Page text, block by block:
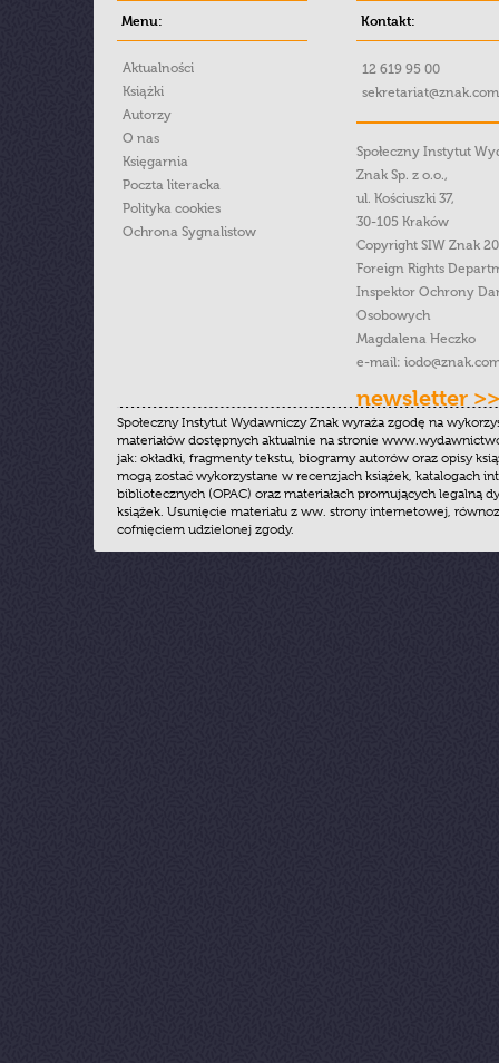
Menu:
Aktualności
Książki
Autorzy
O nas
Księgarnia
Poczta literacka
Polityka cookies
Ochrona Sygnalistow
Kontakt:
12 619 95 00
Społeczny Instytut
Znak Sp. z o.o.,
ul. Kościuszki 37,
30-105 Kraków
Copyright SIW Znak
Foreign Rights
Inspektor Ochrony
Osobowych
Magdalena Heczko
e-mail:
newsletter >>
Społeczny Instytut Wydawniczy Znak wyraża zgodę na
materiałów dostępnych aktualnie na stronie
jak: okładki, fragmenty tekstu, biogramy autorów oraz opisy
mogą zostać wykorzystane w recenzjach książek, katalogach
bibliotecznych (OPAC) oraz materiałach promujących legalną
książek. Usunięcie materiału z ww. strony internetowej,
cofnięciem udzielonej zgody.